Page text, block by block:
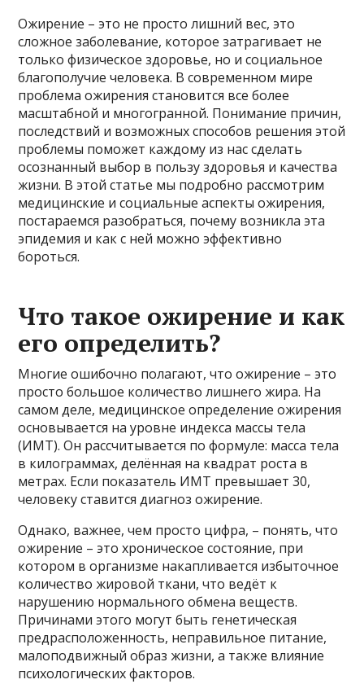
Ожирение – это не просто лишний вес, это
сложное заболевание, которое затрагивает не
только физическое здоровье, но и социальное
благополучие человека. В современном мире
проблема ожирения становится все более
масштабной и многогранной. Понимание причин,
последствий и возможных способов решения этой
проблемы поможет каждому из нас сделать
осознанный выбор в пользу здоровья и качества
жизни. В этой статье мы подробно рассмотрим
медицинские и социальные аспекты ожирения,
постараемся разобраться, почему возникла эта
эпидемия и как с ней можно эффективно
бороться.
Что такое ожирение и как
его определить?
Многие ошибочно полагают, что ожирение – это
просто большое количество лишнего жира. На
самом деле, медицинское определение ожирения
основывается на уровне индекса массы тела
(ИМТ). Он рассчитывается по формуле: масса тела
в килограммах, делённая на квадрат роста в
метрах. Если показатель ИМТ превышает 30,
человеку ставится диагноз ожирение.
Однако, важнее, чем просто цифра, – понять, что
ожирение – это хроническое состояние, при
котором в организме накапливается избыточное
количество жировой ткани, что ведёт к
нарушению нормального обмена веществ.
Причинами этого могут быть генетическая
предрасположенность, неправильное питание,
малоподвижный образ жизни, а также влияние
психологических факторов.